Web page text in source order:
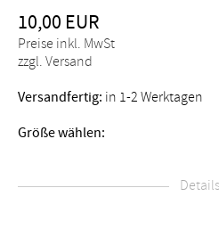
10,00 EUR
Preise inkl. MwSt
zzgl. Versand
Versandfertig: in 1-2 Werktagen
Größe wählen:
Details